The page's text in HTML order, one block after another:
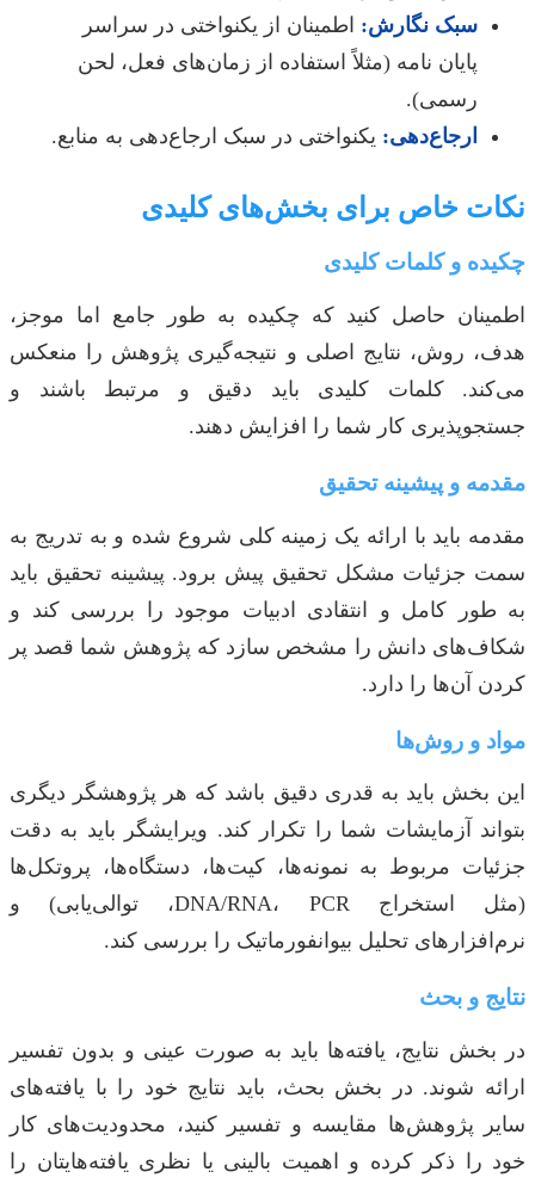
سبک نگارش: اطمینان از یکنواختی در سراسر
پایان نامه (مثلاً استفاده از زمان‌های فعل، لحن
رسمی).
ارجاع‌دهی: یکنواختی در سبک ارجاع‌دهی به منابع.
نکات خاص برای بخش‌های کلیدی
چکیده و کلمات کلیدی
اطمینان حاصل کنید که چکیده به طور جامع اما موجز،
هدف، روش، نتایج اصلی و نتیجه‌گیری پژوهش را منعکس
می‌کند. کلمات کلیدی باید دقیق و مرتبط باشند و
جستجوپذیری کار شما را افزایش دهند.
مقدمه و پیشینه تحقیق
مقدمه باید با ارائه یک زمینه کلی شروع شده و به تدریج به
سمت جزئیات مشکل تحقیق پیش برود. پیشینه تحقیق باید
به طور کامل و انتقادی ادبیات موجود را بررسی کند و
شکاف‌های دانش را مشخص سازد که پژوهش شما قصد پر
کردن آن‌ها را دارد.
مواد و روش‌ها
این بخش باید به قدری دقیق باشد که هر پژوهشگر دیگری
بتواند آزمایشات شما را تکرار کند. ویرایشگر باید به دقت
جزئیات مربوط به نمونه‌ها، کیت‌ها، دستگاه‌ها، پروتکل‌ها
(مثل استخراج DNA/RNA، PCR، توالی‌یابی) و
نرم‌افزارهای تحلیل بیوانفورماتیک را بررسی کند.
نتایج و بحث
در بخش نتایج، یافته‌ها باید به صورت عینی و بدون تفسیر
ارائه شوند. در بخش بحث، باید نتایج خود را با یافته‌های
سایر پژوهش‌ها مقایسه و تفسیر کنید، محدودیت‌های کار
خود را ذکر کرده و اهمیت بالینی یا نظری یافته‌هایتان را